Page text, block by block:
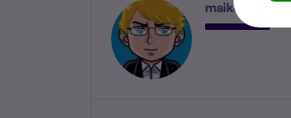
maikel.twinnie